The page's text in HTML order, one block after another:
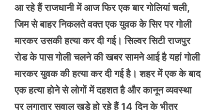
आ रहे हैं राजधानी में आज फिर एक बार गोलियां चली,
जिम से बाहर निकलते वक्त एक युवक के सिर पर गोली
मारकर उसकी हत्या कर दी गई। सिल्वर सिटी राजपुर
रोड के पास गोली चलने की खबर सामने आई है यहां गोली
मारकर युवक की हत्या कर दी गई है। शहर में एक के बाद
एक हत्या होने से लोगों में दहशत है और कानून व्यवस्था
पर लगातार सवाल खड़े हो रहे हैं 14 दिन के भीतर